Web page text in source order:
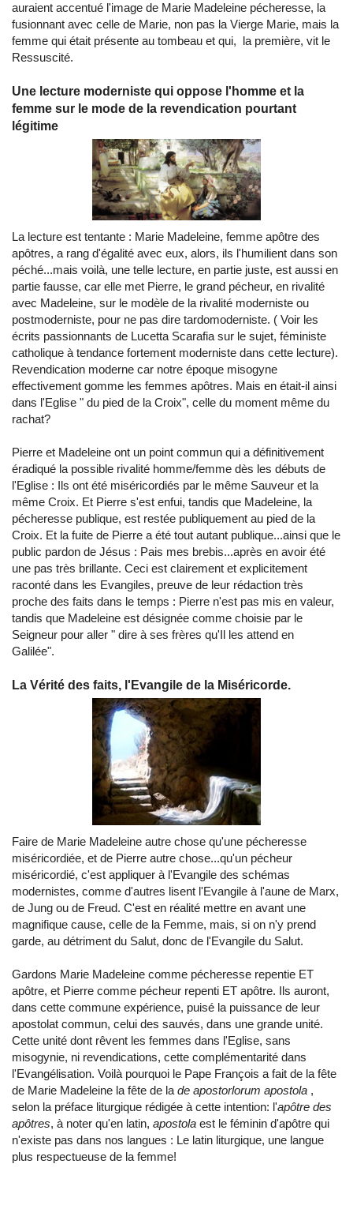
auraient accentué l'image de Marie Madeleine pécheresse, la
fusionnant avec celle de Marie, non pas la Vierge Marie, mais la
femme qui était présente au tombeau et qui, la première, vit le
Ressuscité.
Une lecture moderniste qui oppose l'homme et la
femme sur le mode de la revendication pourtant
légitime
La lecture est tentante : Marie Madeleine, femme apôtre des
apôtres, a rang d'égalité avec eux, alors, ils l'humilient dans son
péché...mais voilà, une telle lecture, en partie juste, est aussi en
partie fausse, car elle met Pierre, le grand pécheur, en rivalité
avec Madeleine, sur le modèle de la rivalité moderniste ou
postmoderniste, pour ne pas dire tardomoderniste. ( Voir les
écrits passionnants de Lucetta Scarafia sur le sujet, féministe
catholique à tendance fortement moderniste dans cette lecture).
Revendication moderne car notre époque misogyne
effectivement gomme les femmes apôtres. Mais en était-il ainsi
dans l'Eglise " du pied de la Croix", celle du moment même du
rachat?
Pierre et Madeleine ont un point commun qui a définitivement
éradiqué la possible rivalité homme/femme dès les débuts de
l'Eglise : Ils ont été miséricordiés par le même Sauveur et la
même Croix. Et Pierre s'est enfui, tandis que Madeleine, la
pécheresse publique, est restée publiquement au pied de la
Croix. Et la fuite de Pierre a été tout autant publique...ainsi que le
public pardon de Jésus : Pais mes brebis...après en avoir été
une pas très brillante. Ceci est clairement et explicitement
raconté dans les Evangiles, preuve de leur rédaction très
proche des faits dans le temps : Pierre n'est pas mis en valeur,
tandis que Madeleine est désignée comme choisie par le
Seigneur pour aller " dire à ses frères qu'Il les attend en
Galilée".
La Vérité des faits, l'Evangile de la Miséricorde.
Faire de Marie Madeleine autre chose qu'une pécheresse
miséricordiée, et de Pierre autre chose...qu'un pécheur
miséricordié, c'est appliquer à l'Evangile des schémas
modernistes, comme d'autres lisent l'Evangile à l'aune de Marx,
de Jung ou de Freud. C'est en réalité mettre en avant une
magnifique cause, celle de la Femme, mais, si on n'y prend
garde, au détriment du Salut, donc de l'Evangile du Salut.
Gardons Marie Madeleine comme pécheresse repentie ET
apôtre, et Pierre comme pécheur repenti ET apôtre. Ils auront,
dans cette commune expérience, puisé la puissance de leur
apostolat commun, celui des sauvés, dans une grande unité.
Cette unité dont rêvent les femmes dans l'Eglise, sans
misogynie, ni revendications, cette complémentarité dans
l'Evangélisation. Voilà pourquoi le Pape François a fait de la fête
de Marie Madeleine la fête de la de apostorlorum apostola ,
selon la préface liturgique rédigée à cette intention: l'apôtre des
apôtres, à noter qu'en latin, apostola est le féminin d'apôtre qui
n'existe pas dans nos langues : Le latin liturgique, une langue
plus respectueuse de la femme!